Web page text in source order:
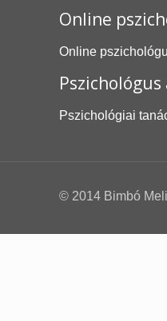
Online
Online
Pszichológus
Pszichológiai
© 2014 Bimbó